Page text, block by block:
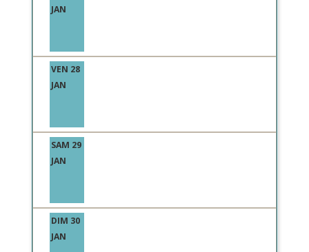
JAN
VEN 28
JAN
SAM 29
JAN
DIM 30
JAN